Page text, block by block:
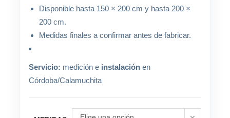
Disponible hasta 150 × 200 cm y hasta 200 ×
200 cm.
Medidas finales a confirmar antes de fabricar.
Servicio: medición e instalaciónen
Córdoba/Calamuchita